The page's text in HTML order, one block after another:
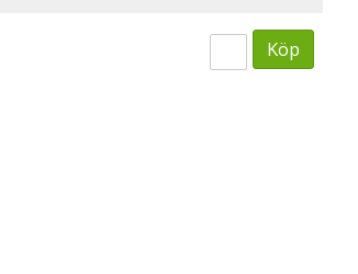
Köp